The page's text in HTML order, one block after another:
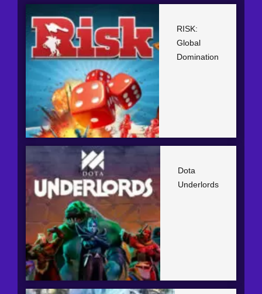
RISK:
Global
Domination
Dota
Underlords